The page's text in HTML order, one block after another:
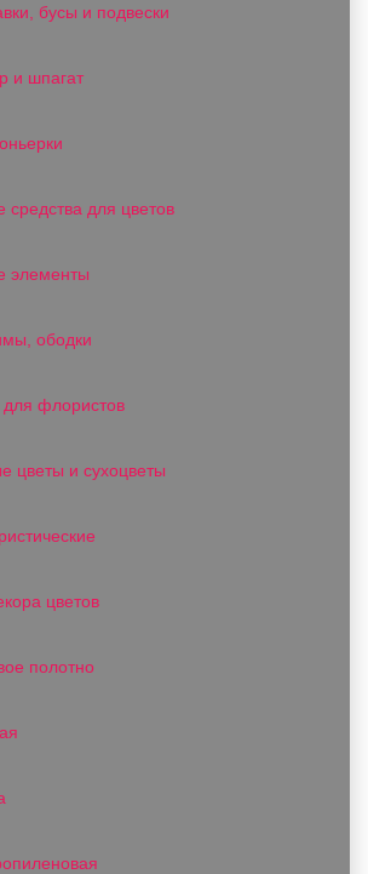
бусы и подвески
и шпагат
средства для цветов
элементы
ободки
флористов
цветы и сухоцветы
цветов
полотно